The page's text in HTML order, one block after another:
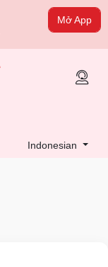
Mở App
Indonesian